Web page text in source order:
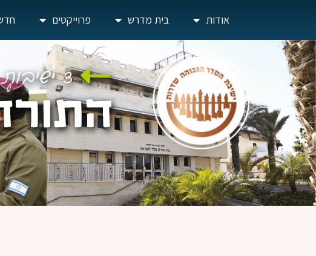
אודות בית מדרש פרוייקטים